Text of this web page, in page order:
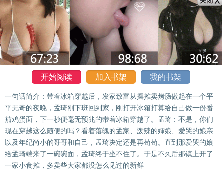
开始阅读 加入书架 我的书架
一句话简介：带着冰箱穿越后，发家致富从摆摊卖烤肠做起在一个平
平无奇的夜晚，孟琦刚下班回到家，刚打开冰箱打算给自己做一份番
茄鸡蛋面，下一秒便毫无预兆的带着冰箱穿越了。孟琦：不是，你们
现在穿越这么随便的吗？看着落魄的孟家、泼辣的婶娘、爱哭的娘亲
以及年纪尚小的哥哥和自己，孟琦决定还是再苟苟。直到那爱哭的娘
给孟琦端来了一碗碗面，孟琦终于坐不住了。于是不久后那镇上开了
一家小食摊，多卖些大家都没怎么见过的新鲜